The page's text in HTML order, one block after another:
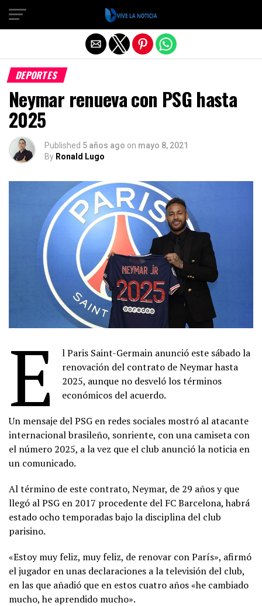
DEPORTES
Neymar renueva con PSG hasta
2025
Published 5 años ago on mayo 8, 2021
By Ronald Lugo
E
l Paris Saint-Germain anunció este sábado la
renovación del contrato de Neymar hasta
2025, aunque no desveló los términos
económicos del acuerdo.
Un mensaje del PSG en redes sociales mostró al atacante
internacional brasileño, sonriente, con una camiseta con
el número 2025, a la vez que el club anunció la noticia en
un comunicado.
Al término de este contrato, Neymar, de 29 años y que
llegó al PSG en 2017 procedente del FC Barcelona, habrá
estado ocho temporadas bajo la disciplina del club
parisino.
«Estoy muy feliz, muy feliz, de renovar con París», afirmó
el jugador en unas declaraciones a la televisión del club,
en las que añadió que en estos cuatro años «he cambiado
mucho, he aprendido mucho».
Salir de la versión móvil